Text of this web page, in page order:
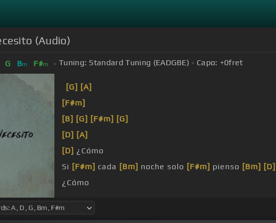
(Audio)
G Bm F#m Tuning: Standard Tuning (EADGBE) Capo: +0fret
[G] [A]
[F#m]
[B] [G] [F#m] [G]
[D] [A]
[D] ¿Cómo
Si [F#m] cada [Bm] noche solo [F#m] pienso [Bm] [D]
¿Cómo